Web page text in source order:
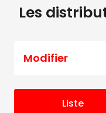
Les
Modifier
Liste